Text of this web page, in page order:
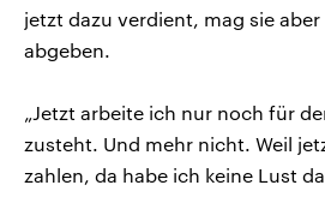
jetzt dazu verdient, mag sie
abgeben.
„Jetzt arbeite ich nur noch für
zusteht. Und mehr nicht. Weil
zahlen, da habe ich keine Lust